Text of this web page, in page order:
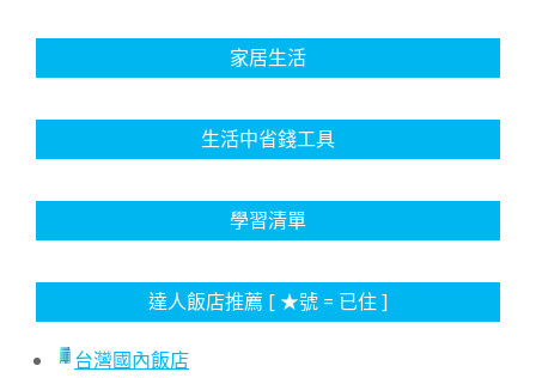
家居生活
生活中省錢工具
學習清單
達人飯店推薦 [ ★號 = 已住 ]
台灣國內飯店